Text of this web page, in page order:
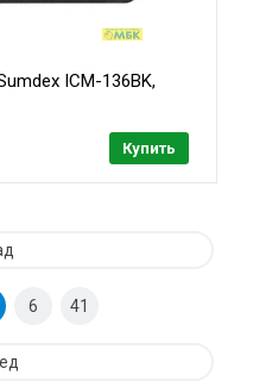
ICM-136BK,
Купить
6 41